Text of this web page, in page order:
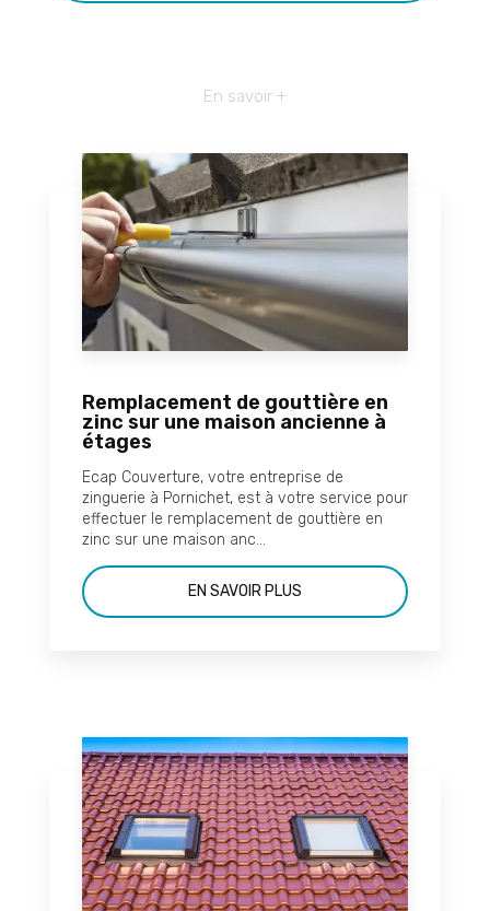
En savoir +
Remplacement de gouttière en
zinc sur une maison ancienne à
étages
Ecap Couverture, votre entreprise de
zinguerie à Pornichet, est à votre service pour
effectuer le remplacement de gouttière en
zinc sur une maison anc...
EN SAVOIR PLUS